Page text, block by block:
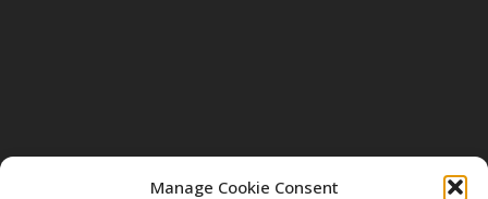
Manage Cookie Consent
Next Post